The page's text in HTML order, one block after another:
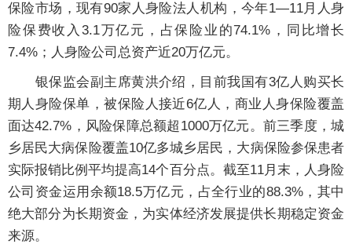
保险市场，现有90家人身险法人机构，今年1—11月人身
险保费收入3.1万亿元，占保险业的74.1%，同比增长
7.4%；人身险公司总资产近20万亿元。
银保监会副主席黄洪介绍，目前我国有3亿人购买长
期人身险保单，被保险人接近6亿人，商业人身保险覆盖
面达42.7%，风险保障总额超1000万亿元。前三季度，城
乡居民大病保险覆盖10亿多城乡居民，大病保险参保患者
实际报销比例平均提高14个百分点。截至11月末，人身险
公司资金运用余额18.5万亿元，占全行业的88.3%，其中
绝大部分为长期资金，为实体经济发展提供长期稳定资金
来源。